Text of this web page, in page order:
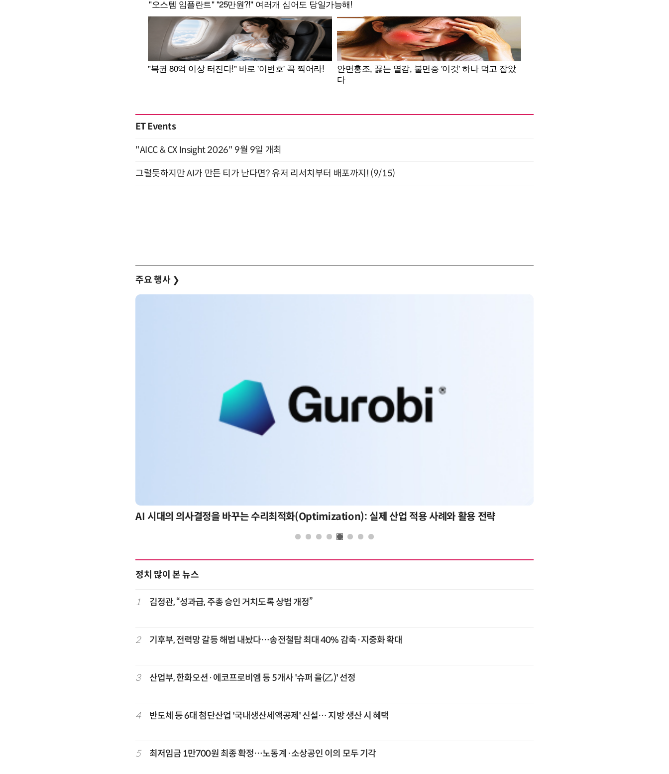
ET Events
"AICC & CX Insight 2026" 9월 9일 개최
그럴듯하지만 AI가 만든 티가 난다면? 유저 리서치부터 배포까지! (9/15)
주요 행사 ❯
AI 시대의 의사결정을 바꾸는 수리최적화(Optimization): 실제 산업 적용 사례와 활용 전략
정치 많이 본 뉴스
1 김정관, “성과급, 주총 승인 거치도록 상법 개정”
2 기후부, 전력망 갈등 해법 내놨다…송전철탑 최대 40% 감축·지중화 확대
3 산업부, 한화오션·에코프로비엠 등 5개사 '슈퍼 을(乙)' 선정
4 반도체 등 6대 첨단산업 '국내생산세액공제' 신설… 지방 생산 시 혜택
5 최저임금 1만700원 최종 확정…노동계·소상공인 이의 모두 기각